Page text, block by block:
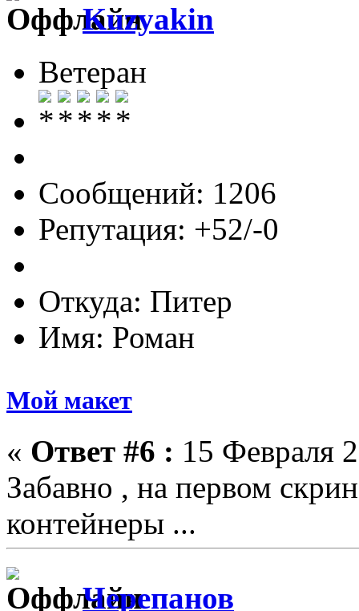
Kuzyakin
Ветеран
Сообщений: 1206
Репутация: +52/-0
Откуда: Питер
Имя: Роман
Мой макет
« Ответ #6 : 15 Февраля
Забавно , на первом
контейнеры ...
Черепанов